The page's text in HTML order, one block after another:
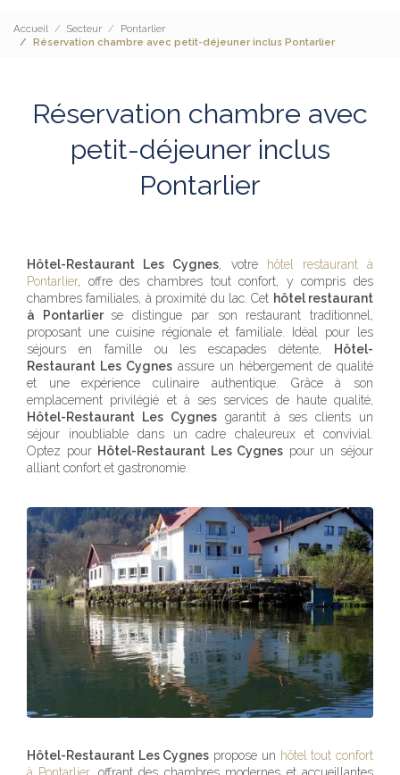
Accueil Secteur
Pontarlier
Réservation chambre avec petit-déjeuner inclus Pontarlier
Réservation chambre avec
petit-déjeuner inclus
Pontarlier
Hôtel-Restaurant Les Cygnes, votre
hôtel restaurant à
Pontarlier, offre des chambres tout confort, y compris des
chambres familiales, à proximité du lac. Cet hôtel restaurant
à Pontarlier se distingue par son restaurant traditionnel,
proposant une cuisine régionale et familiale. Idéal pour les
séjours en famille ou les escapades détente,
Hôtel-
Restaurant Les Cygnes assure un hébergement de qualité
et une expérience culinaire authentique. Grâce à son
emplacement privilégié et à ses services de haute qualité,
Hôtel-Restaurant Les Cygnes garantit à ses clients un
séjour inoubliable dans un cadre chaleureux et convivial.
Optez pour Hôtel-Restaurant Les Cygnes pour un séjour
alliant confort et gastronomie.
Hôtel-Restaurant Les Cygnes propose un hôtel tout confort